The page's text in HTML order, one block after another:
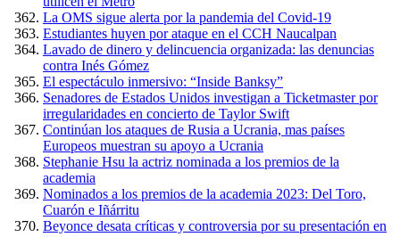
La OMS sigue alerta por la pandemia del Covid-19
Estudiantes huyen por ataque en el CCH Naucalpan
Lavado de dinero y delincuencia organizada: las denuncias
contra Inés Gómez
El espectáculo inmersivo: “Inside Banksy”
Senadores de Estados Unidos investigan a Ticketmaster por
irregularidades en concierto de Taylor Swift
Continúan los ataques de Rusia a Ucrania, mas países
Europeos muestran su apoyo a Ucrania
Stephanie Hsu la actriz nominada a los premios de la
academia
Nominados a los premios de la academia 2023: Del Toro,
Cuarón e Iñárritu
Beyonce desata críticas y controversia por su presentación en